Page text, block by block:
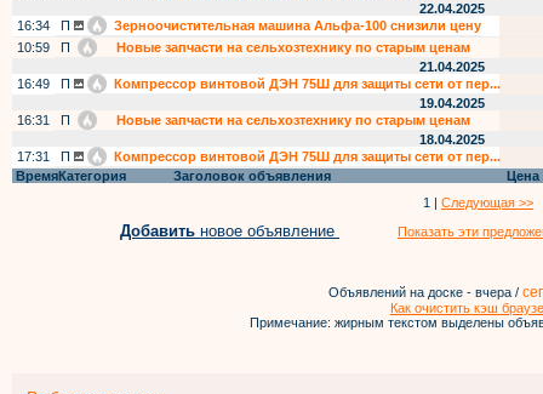
22.04.2025
16:34
П
Зерноочистительная машина Альфа-100 снизили цену
10:59
П
Новые запчасти на сельхозтехнику по старым ценам
21.04.2025
16:49
П
Компрессор винтовой ДЭН 75Ш для защиты сети от пер...
19.04.2025
16:31
П
Новые запчасти на сельхозтехнику по старым ценам
18.04.2025
17:31
П
Компрессор винтовой ДЭН 75Ш для защиты сети от пер...
ВремяКатегория Заголовок объявления
Цена
1 | Следующая >>
Добавить новое объявление Показать эти
Объявлений на доске - вчера /
Как очистить кэш
Примечание: жирным текстом выделены